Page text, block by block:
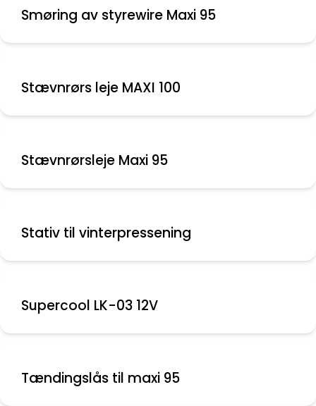
Smøring av styrewire Maxi 95
Stævnrørs leje MAXI 100
Stævnrørsleje Maxi 95
Stativ til vinterpressening
Supercool LK-03 12V
Tændingslås til maxi 95